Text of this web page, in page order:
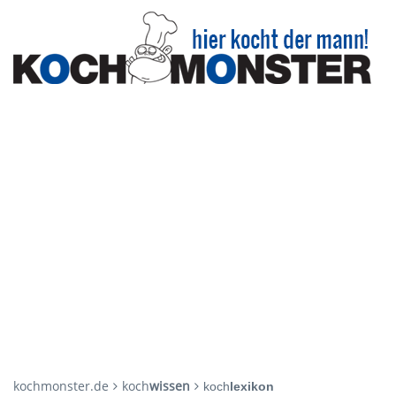
kochmonster.de kochwissen kochlexikon